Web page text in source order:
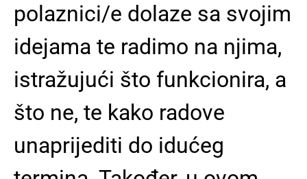
polaznici/e dolaze sa svojim
idejama te radimo na njima,
istražujući što funkcionira, a
što ne, te kako radove
unaprijediti do idućeg